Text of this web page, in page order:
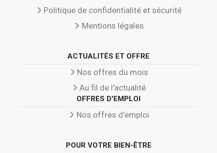
Politique de confidentialité et sécurité
Mentions légales
ACTUALITÉS ET OFFRE
Nos offres du mois
Au fil de l'actualité
OFFRES D'EMPLOI
Nos offres d'emploi
POUR VOTRE BIEN-ÊTRE